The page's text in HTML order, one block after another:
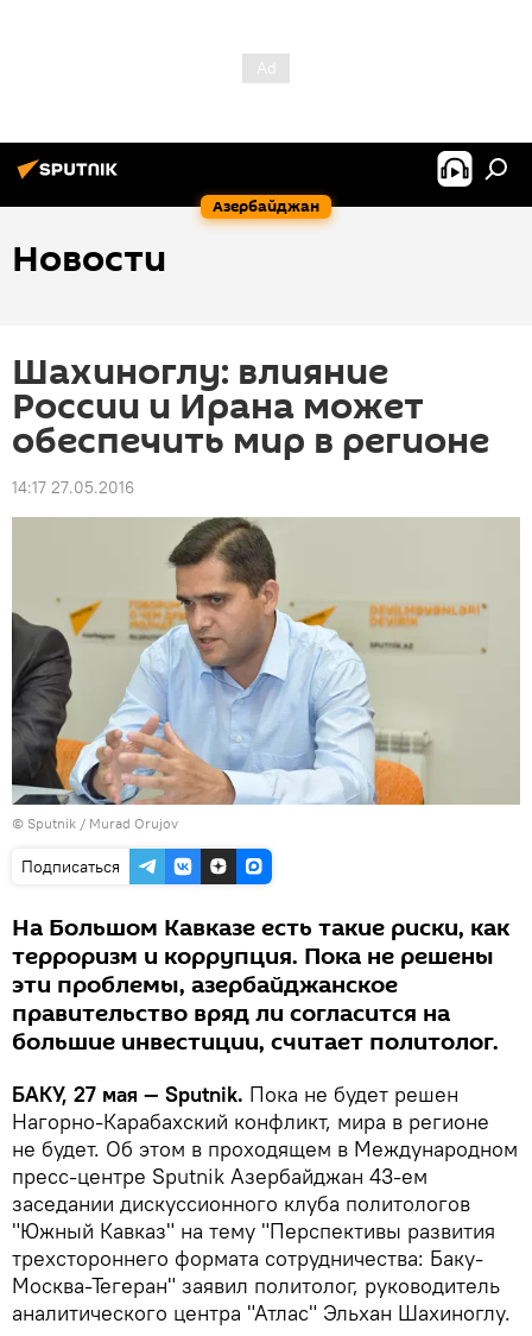
Азербайджан
Новости
Шахиноглу: влияние
России и Ирана может
обеспечить мир в регионе
14:17 27.05.2016
© Sputnik / Murad Orujov
Подписаться
На Большом Кавказе есть такие риски, как
терроризм и коррупция. Пока не решены
эти проблемы, азербайджанское
правительство вряд ли согласится на
большие инвестиции, считает политолог.
БАКУ, 27 мая — Sputnik. Пока не будет решен
Нагорно-Карабахский конфликт, мира в регионе
не будет. Об этом в проходящем в Международном
пресс-центре Sputnik Азербайджан 43-ем
заседании дискуссионного клуба политологов
"Южный Кавказ" на тему "Перспективы развития
трехстороннего формата сотрудничества: Баку-
Москва-Тегеран" заявил политолог, руководитель
аналитического центра "Атлас" Эльхан Шахиноглу.